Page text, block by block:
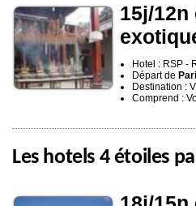
15j/12n
Hotel : RSP -
Départ de
Destination :
Comprend :
Les hotels 4 étoiles